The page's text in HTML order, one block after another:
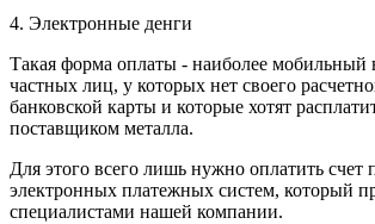
4. Электронные денги
Такая форма оплаты - наиболее мобильный
частных лиц, у которых нет своего
банковской карты и которые хотят
поставщиком металла.
Для этого всего лишь нужно оплатить счет
электронных платежных систем, который
специалистами нашей компании.